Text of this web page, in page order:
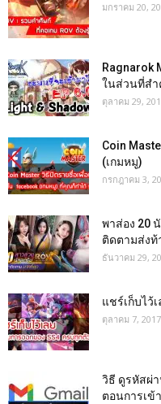
มกราคม 20,
Ragnarok
ในส่วนที่สำ
ตุลาคม 29,
Coin
(เกมหมู)
กรกฎาคม 3,
พาส่อง 20
ติดตามส่งท้
ธันวาคม 29,
แชร์เก็บไว้
ตุลาคม 7, 2017
วิธี ดูรหัสผ่
ตอนการเข้